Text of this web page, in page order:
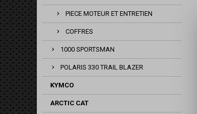
PIECE MOTEUR ET ENTRETIEN
COFFRES
1000 SPORTSMAN
POLARIS 330 TRAIL BLAZER
KYMCO
ARCTIC CAT